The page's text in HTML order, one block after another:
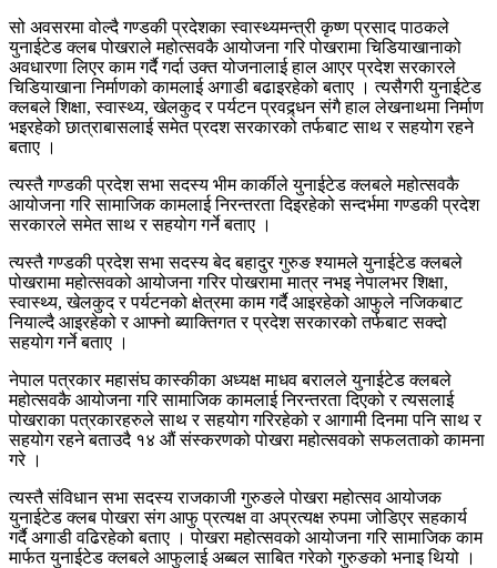
सो अवसरमा वोल्दै गण्डकी प्रदेशका स्वास्थ्यमन्त्री कृष्ण प्रसाद पाठकले
युनाईटेड क्लब पोखराले महोत्सवकै आयोजना गरि पोखरामा चिडियाखानाको
अवधारणा लिएर काम गर्दै गर्दा उक्त योजनालाई हाल आएर प्रदेश सरकारले
चिडियाखाना निर्माणको कामलाई अगाडी बढाइरहेको बताए । त्यसैगरी युनाईटेड
क्लबले शिक्षा, स्वास्थ्य, खेलकुद र पर्यटन प्रवद्र्धन संगै हाल लेखनाथमा निर्माण
भइरहेको छात्राबासलाई समेत प्रदश सरकारको तर्फबाट साथ र सहयोग रहने
बताए ।
त्यस्तै गण्डकी प्रदेश सभा सदस्य भीम कार्कीले युनाईटेड क्लबले महोत्सवकै
आयोजना गरि सामाजिक कामलाई निरन्तरता दिइरहेको सन्दर्भमा गण्डकी प्रदेश
सरकारले समेत साथ र सहयोग गर्ने बताए ।
त्यस्तै गण्डकी प्रदेश सभा सदस्य बेद बहादुर गुरुङ श्यामले युनाईटेड क्लबले
पोखरामा महोत्सवको आयोजना गरिर पोखरामा मात्र नभइ नेपालभर शिक्षा,
स्वास्थ्य, खेलकुद र पर्यटनको क्षेत्रमा काम गर्दै आइरहेको आफुले नजिकबाट
नियाल्दै आइरहेको र आफ्नो ब्याक्तिगत र प्रदेश सरकारको तर्फबाट सक्दो
सहयोग गर्ने बताए ।
नेपाल पत्रकार महासंघ कास्कीका अध्यक्ष माधव बरालले युनाईटेड क्लबले
महोत्सवकै आयोजना गरि सामाजिक कामलाई निरन्तरता दिएको र त्यसलाई
पोखराका पत्रकारहरुले साथ र सहयोग गरिरहेको र आगामी दिनमा पनि साथ र
सहयोग रहने बताउदै १४ औं संस्करणको पोखरा महोत्सवको सफलताको कामना
गरे ।
त्यस्तै संविधान सभा सदस्य राजकाजी गुरुङले पोखरा महोत्सव आयोजक
युनाईटेड क्लब पोखरा संग आफु प्रत्यक्ष वा अप्रत्यक्ष रुपमा जोडिएर सहकार्य
गर्दै अगाडी वढिरहेको बताए । पोखरा महोत्सवको आयोजना गरि सामाजिक काम
मार्फत युनाईटेड क्लबले आफुलाई अब्बल साबित गरेको गुरुङको भनाइ थियो ।